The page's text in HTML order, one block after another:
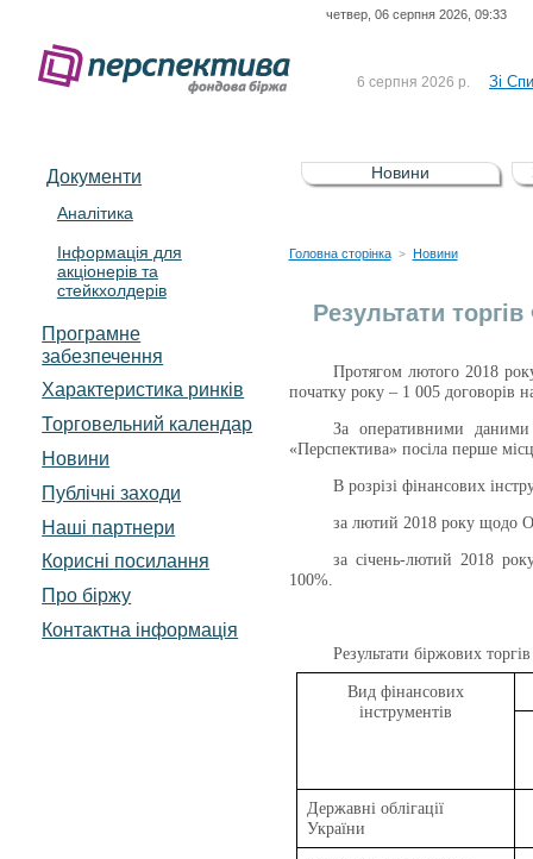
четвер, 06 серпня 2026, 09:33
6 серпня 2026 р. Зі
5 серпня 2026 р.
Зі
UA4000232607)
4 серпня 2026 р.
Документи
Аналітика
Інформація для
акціонерів та
стейкхолдерів
Програмне
забезпечення
Характеристика pинків
Торговельний календар
Новини
Публічні заходи
Наші партнери
Корисні посилання
Про біржу
Контактна інформація
Новини
Головна сторінка > Новини
Результати
Протягом лютого 2018
початку року – 1 005 договорів
За оперативними
«Перспектива» посіла перше
В розрізі фінансових
за лютий 2018 року щодо
за січень-лютий 2018
100%.
Результати біржових
Вид фінансових
інструментів
Державні облігації
України